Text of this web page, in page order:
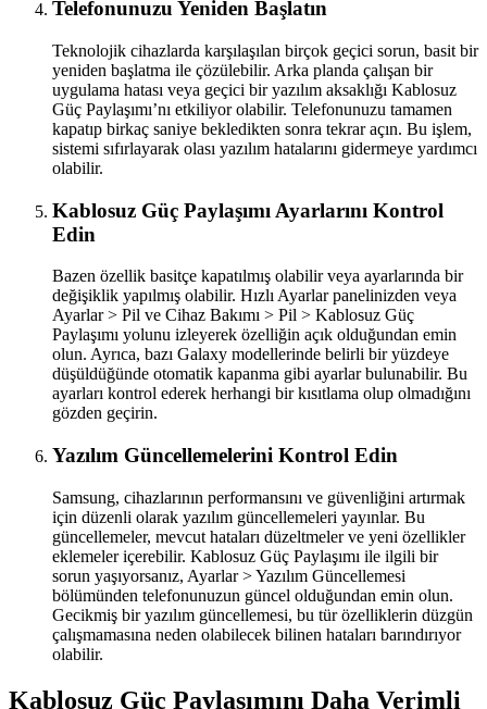
Telefonunuzu Yeniden Başlatın
Teknolojik cihazlarda karşılaşılan birçok geçici sorun, basit bir
yeniden başlatma ile çözülebilir. Arka planda çalışan bir
uygulama hatası veya geçici bir yazılım aksaklığı Kablosuz
Güç Paylaşımı’nı etkiliyor olabilir. Telefonunuzu tamamen
kapatıp birkaç saniye bekledikten sonra tekrar açın. Bu işlem,
sistemi sıfırlayarak olası yazılım hatalarını gidermeye yardımcı
olabilir.
Kablosuz Güç Paylaşımı Ayarlarını Kontrol
Edin
Bazen özellik basitçe kapatılmış olabilir veya ayarlarında bir
değişiklik yapılmış olabilir. Hızlı Ayarlar panelinizden veya
Ayarlar > Pil ve Cihaz Bakımı > Pil > Kablosuz Güç
Paylaşımı yolunu izleyerek özelliğin açık olduğundan emin
olun. Ayrıca, bazı Galaxy modellerinde belirli bir yüzdeye
düşüldüğünde otomatik kapanma gibi ayarlar bulunabilir. Bu
ayarları kontrol ederek herhangi bir kısıtlama olup olmadığını
gözden geçirin.
Yazılım Güncellemelerini Kontrol Edin
Samsung, cihazlarının performansını ve güvenliğini artırmak
için düzenli olarak yazılım güncellemeleri yayınlar. Bu
güncellemeler, mevcut hataları düzeltmeler ve yeni özellikler
eklemeler içerebilir. Kablosuz Güç Paylaşımı ile ilgili bir
sorun yaşıyorsanız, Ayarlar > Yazılım Güncellemesi
bölümünden telefonunuzun güncel olduğundan emin olun.
Gecikmiş bir yazılım güncellemesi, bu tür özelliklerin düzgün
çalışmamasına neden olabilecek bilinen hataları barındırıyor
olabilir.
Kablosuz Güç Paylaşımını Daha Verimli